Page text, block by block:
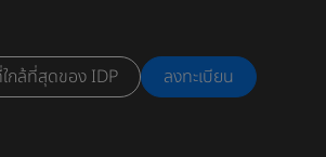
กล้ที่สุดของ IDP ลงทะเบียน